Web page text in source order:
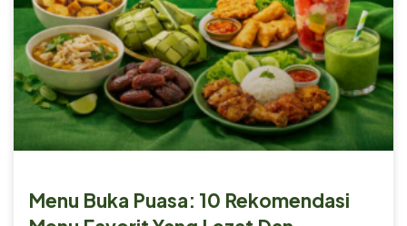
Menu Buka Puasa: 10 Rekomendasi